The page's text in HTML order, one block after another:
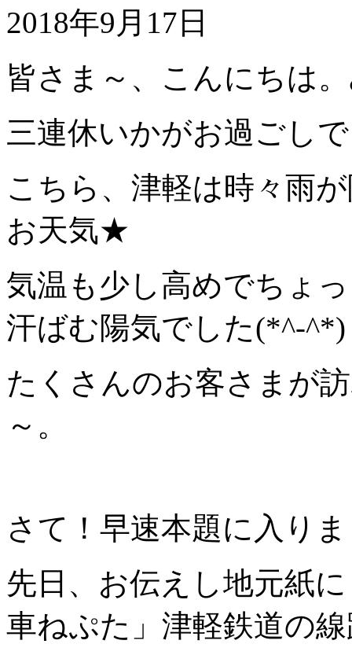
2018年9月17日
皆さま～、こんにちは
三連休いかがお過ごし
こちら、津軽は時々雨
お天気★
気温も少し高めでちょ
汗ばむ陽気でした(*^-^*)
たくさんのお客さまが
～。
さて！早速本題に入り
先日、お伝えし地元紙
車ねぷた」津軽鉄道の